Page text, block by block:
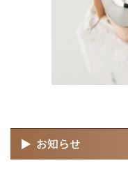
お知らせ